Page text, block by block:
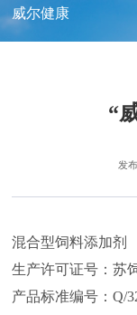
威尔健康
“
混合型饲料添加
生产许可证号：苏
产品标准编号：Q/